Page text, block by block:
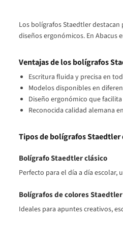
Los bolígrafos Staedtler
diseños ergonómicos. En
Ventajas de los bolígrafos
Escritura fluida y precisa en
Modelos disponibles en
Diseño ergonómico que
Reconocida calidad alemana
Tipos de bolígrafos Staedtler
Bolígrafo Staedtler clásico
Perfecto para el día a día
Bolígrafos de colores Staedtler
Ideales para apuntes creativos,